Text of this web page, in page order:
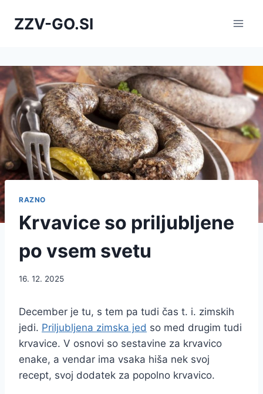
ZZV-GO.SI
RAZNO
Krvavice so priljubljene
po vsem svetu
16. 12. 2025
December je tu, s tem pa tudi čas t. i. zimskih
jedi. Priljubljena zimska jed so med drugim tudi
krvavice. V osnovi so sestavine za krvavico
enake, a vendar ima vsaka hiša nek svoj
recept, svoj dodatek za popolno krvavico.